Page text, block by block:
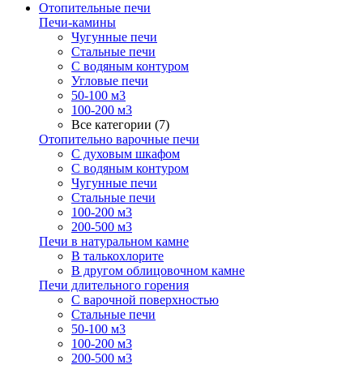
Отопительные печи
Печи-камины
Чугунные печи
Стальные печи
С водяным контуром
Угловые печи
50-100 м3
100-200 м3
Все категории (7)
Отопительно варочные печи
С духовым шкафом
С водяным контуром
Чугунные печи
Стальные печи
100-200 м3
200-500 м3
Печи в натуральном камне
В талькохлорите
В другом облицовочном камне
Печи длительного горения
С варочной поверхностью
Стальные печи
50-100 м3
100-200 м3
200-500 м3